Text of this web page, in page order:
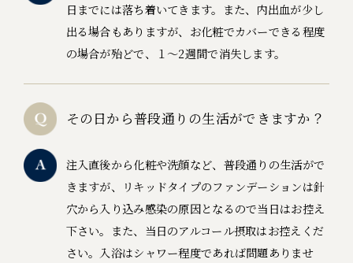
日までには落ち着いてきます。また、内出血が少し
出る場合もありますが、お化粧でカバーできる程度
の場合が殆どで、１～2週間で消失します。
その日から普段通りの生活ができますか？
注入直後から化粧や洗顔など、普段通りの生活がで
きますが、リキッドタイプのファンデーションは針
穴から入り込み感染の原因となるので当日はお控え
下さい。また、当日のアルコール摂取はお控えくだ
さい。入浴はシャワー程度であれば問題ありませ